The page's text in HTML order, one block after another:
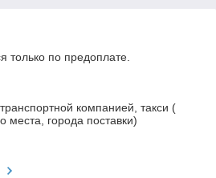
только по предоплате.
компанией, такси (
места, города поставки)